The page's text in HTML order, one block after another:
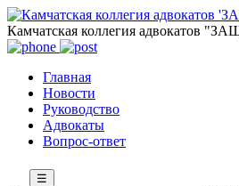
Камчатская коллегия адвокатов
Главная
Новости
Руководство
Адвокаты
Вопрос-ответ
☰